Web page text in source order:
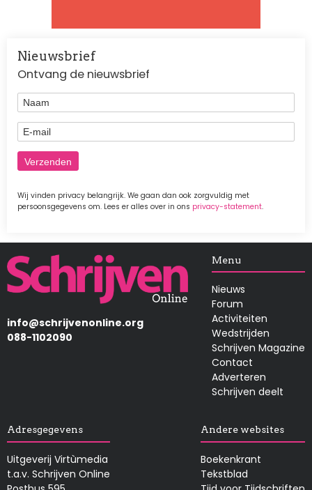
Nieuwsbrief
Ontvang de nieuwsbrief
Naam
E-mail
Wij vinden privacy belangrijk. We gaan dan ook zorgvuldig met
persoonsgegevens om. Lees er alles over in ons privacy-statement.
Afbeelding
info@schrijvenonline.org
088-1102090
Menu
Nieuws
Forum
Activiteiten
Wedstrijden
Schrijven Magazine
Contact
Adverteren
Schrijven deelt
Adresgegevens
Uitgeverij Virtùmedia
t.a.v. Schrijven Online
Andere websites
Boekenkrant
Tekstblad